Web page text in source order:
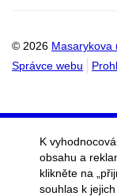
© 2026 Masarykova
Správce webu
K
obsahu a
klikněte na
souhlas k